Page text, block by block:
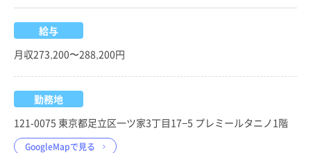
給与
月収273,200〜288,200円
勤務地
121-0075 東京都足立区一ツ家3丁目17−5 プレミールタニノ1階
GoogleMapで見る